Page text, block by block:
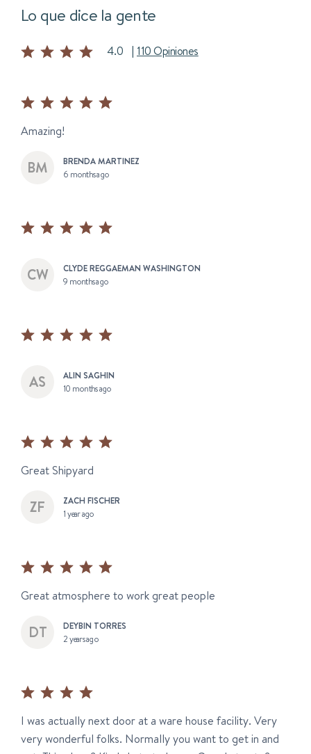
Lo que dice la gente
4.0 | 110 Opiniones
Amazing!
BRENDA MARTINEZ
6 months ago
CLYDE REGGAEMAN WASHINGTON
9 months ago
ALIN SAGHIN
10 months ago
Great Shipyard
ZACH FISCHER
1 year ago
Great atmosphere to work great people
DEYBIN TORRES
2 years ago
I was actually next door at a ware house facility. Very
very wonderful folks. Normally you want to get in and